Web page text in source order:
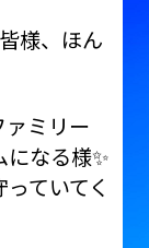
様、ほん
ミリー
なる様✨
ていてく